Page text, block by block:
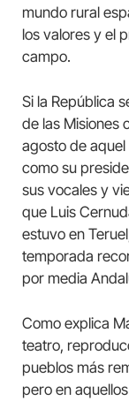
mundo rural
los valores y el
campo.
Si la República
de las Misiones
agosto de
como su
sus vocales y
que Luis
estuvo en
temporada
por media
Como explica
teatro,
pueblos más
pero en